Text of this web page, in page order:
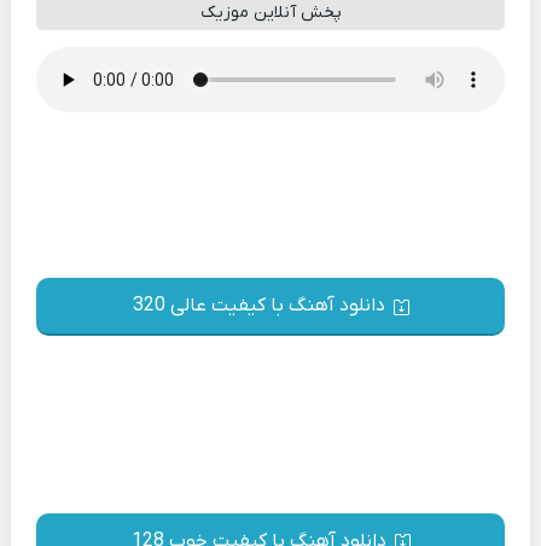
پخش آنلاین موزیک
دانلود آهنگ با کیفیت عالی 320
دانلود آهنگ با کیفیت خوب 128